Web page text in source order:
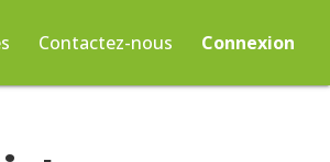
Contactez-nous Connexion